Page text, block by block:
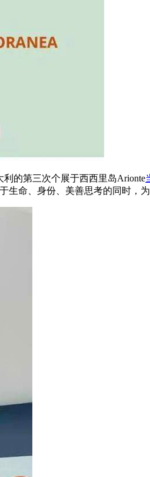
利的第三次个展于西西里岛Arionte
生命、身份、美善思考的同时，